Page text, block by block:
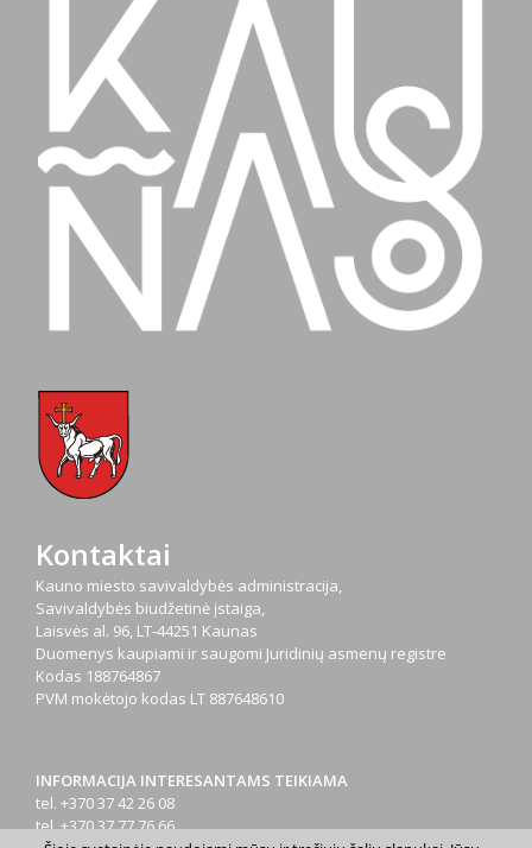
Kontaktai
Kauno miesto savivaldybės administracija,
Savivaldybės biudžetinė įstaiga,
Laisvės al. 96, LT-44251 Kaunas
Duomenys kaupiami ir saugomi Juridinių asmenų registre
Kodas 188764867
PVM mokėtojo kodas LT 887648610
INFORMACIJA INTERESANTAMS TEIKIAMA
tel. +370 37 42 26 08
tel. +370 37 77 76 66